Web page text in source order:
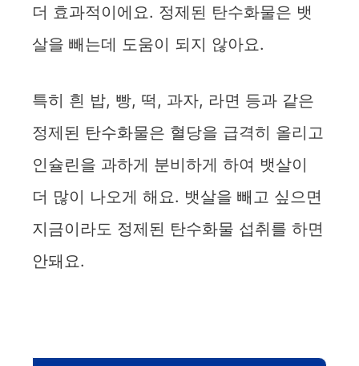
더 효과적이에요. 정제된 탄수화물은 뱃
살을 빼는데 도움이 되지 않아요.
특히 흰 밥, 빵, 떡, 과자, 라면 등과 같은
정제된 탄수화물은 혈당을 급격히 올리고
인슐린을 과하게 분비하게 하여 뱃살이
더 많이 나오게 해요. 뱃살을 빼고 싶으면
지금이라도 정제된 탄수화물 섭취를 하면
안돼요.